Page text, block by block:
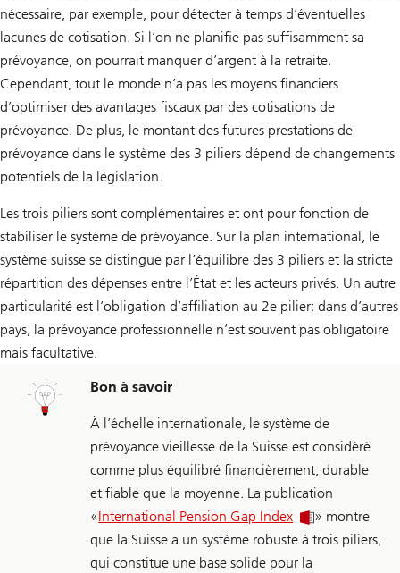
nécessaire, par exemple, pour détecter à temps d’éventuelles
lacunes de cotisation. Si l’on ne planifie pas suffisamment sa
prévoyance, on pourrait manquer d’argent à la retraite.
Cependant, tout le monde n’a pas les moyens financiers
d’optimiser des avantages fiscaux par des cotisations de
prévoyance. De plus, le montant des futures prestations de
prévoyance dans le système des 3 piliers dépend de changements
potentiels de la législation.
Les trois piliers sont complémentaires et ont pour fonction de
stabiliser le système de prévoyance. Sur la plan international, le
système suisse se distingue par l’équilibre des 3 piliers et la stricte
répartition des dépenses entre l’État et les acteurs privés. Un autre
particularité est l’obligation d’affiliation au 2e pilier: dans d’autres
pays, la prévoyance professionnelle n’est souvent pas obligatoire
mais facultative.
Bon à savoir
À l’échelle internationale, le système de
prévoyance vieillesse de la Suisse est considéré
comme plus équilibré financièrement, durable
et fiable que la moyenne. La publication
«International Pension Gap Index
» montre
que la Suisse a un système robuste à trois piliers,
qui constitue une base solide pour la